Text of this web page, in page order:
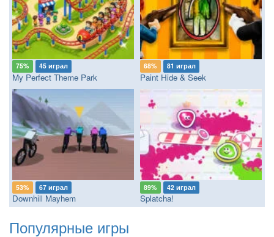
75% 45 играл
My Perfect Theme Park
68% 81 играл
Paint Hide & Seek
53% 67 играл
Downhill Mayhem
89% 42 играл
Splatcha!
Популярные игры